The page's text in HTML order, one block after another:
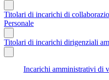
Titolari di incarichi di
Personale
Titolari di incarichi dirigenziali
Incarichi amministrativi di